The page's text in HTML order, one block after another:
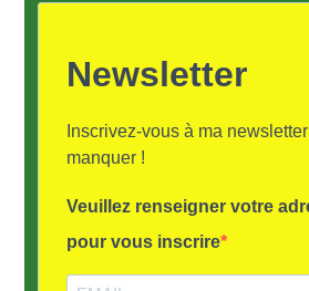
Newsletter
Inscrivez-vous à ma
manquer !
Veuillez renseigner votre
pour vous inscrire